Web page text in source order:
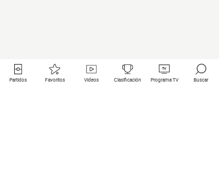
Partidos Favoritos Videos Clasificación Programa TV Buscar